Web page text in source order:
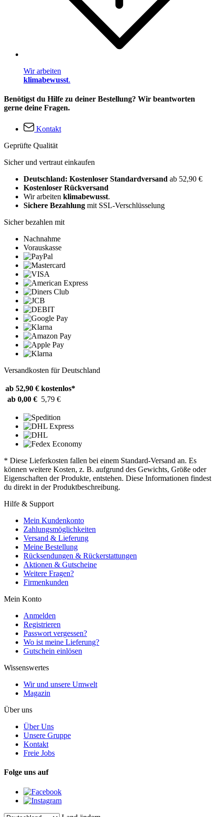
Wir arbeiten
klimabewusst.
Benötigst du Hilfe zu deiner Bestellung? Wir beantworten
gerne deine Fragen.
Kontakt
Geprüfte Qualität
Sicher und vertraut einkaufen
Deutschland: Kostenloser Standardversand ab 52,90 €
Kostenloser Rückversand
Wir arbeiten klimabewusst.
Sichere Bezahlung mit SSL-Verschlüsselung
Sicher bezahlen mit
Nachnahme
Vorauskasse
Versandkosten für Deutschland
ab 52,90 € kostenlos*
ab 0,00 € 5,79 €
* Diese Lieferkosten fallen bei einem Standard-Versand an. Es
können weitere Kosten, z. B. aufgrund des Gewichts, Größe oder
Eigenschaften der Produkte, entstehen. Diese Informationen findest
du direkt in der Produktbeschreibung.
Hilfe & Support
Mein Kundenkonto
Zahlungsmöglichkeiten
Versand & Lieferung
Meine Bestellung
Rücksendungen & Rückerstattungen
Aktionen & Gutscheine
Weitere Fragen?
Firmenkunden
Mein Konto
Anmelden
Registrieren
Passwort vergessen?
Wo ist meine Lieferung?
Gutschein einlösen
Wissenswertes
Wir und unsere Umwelt
Magazin
Über uns
Über Uns
Unsere Gruppe
Kontakt
Freie Jobs
Folge uns auf